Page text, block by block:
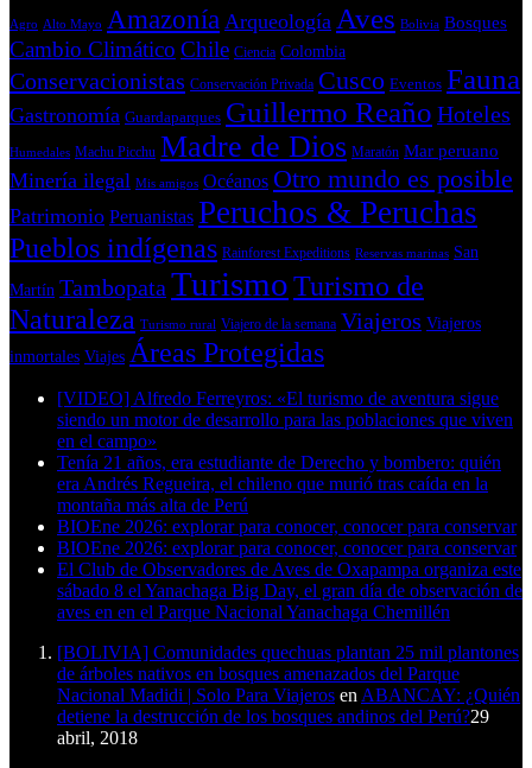
Agro Alto Mayo Amazonía Arqueología Aves Bolivia Bosques
Cambio Climático Chile Ciencia Colombia
Conservacionistas Conservación Privada Cusco Eventos Fauna
Gastronomía Guardaparques Guillermo Reaño Hoteles
Humedales Machu Picchu Madre de Dios Maratón Mar peruano
Minería ilegal Mis amigos Océanos Otro mundo es posible
Patrimonio Peruanistas Peruchos & Peruchas
Pueblos indígenas Rainforest Expeditions Reservas marinas San
Martín Tambopata TurismoTurismo de
Naturaleza Turismo rural Viajero de la semana Viajeros Viajeros
inmortales Viajes Áreas Protegidas
[VIDEO] Alfredo Ferreyros: «El turismo de aventura sigue
siendo un motor de desarrollo para las poblaciones que viven
en el campo»
Tenía 21 años, era estudiante de Derecho y bombero: quién
era Andrés Regueira, el chileno que murió tras caída en la
montaña más alta de Perú
BIOEne 2026: explorar para conocer, conocer para conservar
BIOEne 2026: explorar para conocer, conocer para conservar
El Club de Observadores de Aves de Oxapampa organiza este
sábado 8 el Yanachaga Big Day, el gran día de observación de
aves en en el Parque Nacional Yanachaga Chemillén
[BOLIVIA] Comunidades quechuas plantan 25 mil plantones
de árboles nativos en bosques amenazados del Parque
Nacional Madidi | Solo Para Viajeros en ABANCAY: ¿Quién
detiene la destrucción de los bosques andinos del Perú?29
abril, 2018